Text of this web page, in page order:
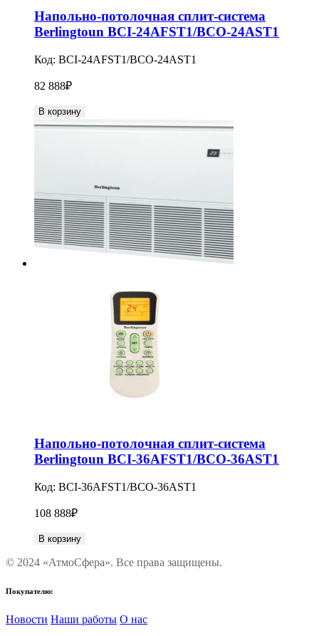
Напольно-потолочная сплит-система
Berlingtoun BCI-24AFST1/BCO-24AST1
Код: BCI-24AFST1/BCO-24AST1
82 888₽
В корзину
Напольно-потолочная сплит-система
Berlingtoun BCI-36AFST1/BCO-36AST1
Код: BCI-36AFST1/BCO-36AST1
108 888₽
В корзину
© 2024 «АтмоСфера». Все права защищены.
Покупателю:
Новости Наши работы О нас